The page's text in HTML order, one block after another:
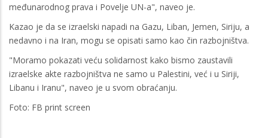
međunarodnog prava i Povelje UN-a", naveo je.
Kazao je da se izraelski napadi na Gazu, Liban, Jemen, Siriju, a
nedavno i na Iran, mogu se opisati samo kao čin razbojništva.
"Moramo pokazati veću solidarnost kako bismo zaustavili
izraelske akte razbojništva ne samo u Palestini, već i u Siriji,
Libanu i Iranu", naveo je u svom obraćanju.
Foto: FB print screen